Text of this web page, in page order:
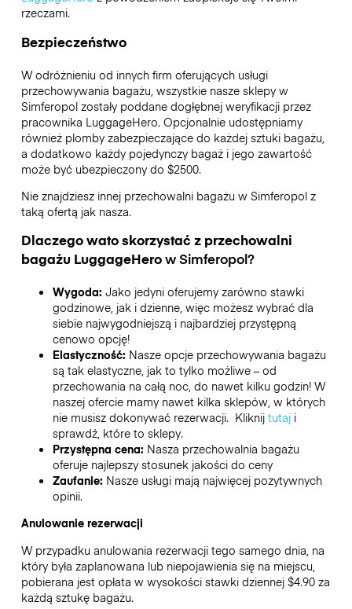
rzeczami.
Bezpieczeństwo
W odróżnieniu od innych firm oferujących usługi
przechowywania bagażu, wszystkie nasze sklepy w
Simferopolzostały poddane dogłębnej weryfikacji przez
pracownika LuggageHero. Opcjonalnie udostępniamy
również plomby zabezpieczające do każdej sztuki bagażu,
a dodatkowo każdy pojedynczy bagaż i jego zawartość
może być ubezpieczony do $2500.
Nie znajdziesz innej przechowalni bagażu w Simferopolz
taką ofertą jak nasza.
Dlaczego wato skorzystać z przechowalni
bagażu LuggageHerowSimferopol?
Wygoda: Jako jedyni oferujemy zarówno stawki
godzinowe, jak i dzienne, więc możesz wybrać dla
siebie najwygodniejszą i najbardziej przystępną
cenowo opcję!
Elastyczność: Nasze opcje przechowywania bagażu
są tak elastyczne, jak to tylko możliwe – od
przechowania na całą noc, do nawet kilku godzin! W
naszej ofercie mamy nawet kilka sklepów, w których
nie musisz dokonywać rezerwacji. Kliknij tutaji
sprawdź, które to sklepy.
Przystępna cena: Nasza przechowalnia bagażu
oferuje najlepszy stosunek jakości do ceny
Zaufanie: Nasze usługi mają najwięcej pozytywnych
opinii.
Anulowanie rezerwacji
W przypadku anulowania rezerwacji tego samego dnia, na
który była zaplanowana lub niepojawienia się na miejscu,
pobierana jest opłata w wysokości stawki dziennej $4.90 za
każdą sztukę bagażu.